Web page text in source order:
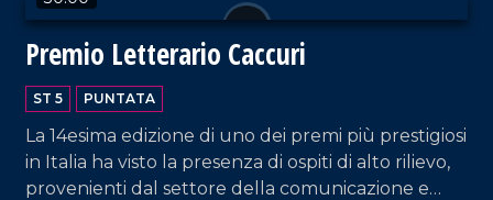
Premio Letterario Caccuri
ST 5 PUNTATA
La 14esima edizione di uno dei premi più prestigiosi
in Italia ha visto la presenza di ospiti di alto rilievo,
provenienti dal settore della comunicazione e
VAI AL TITOLO